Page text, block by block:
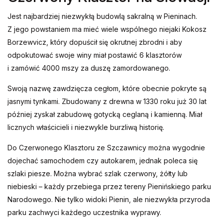
Jest najbardziej niezwykłą budowlą sakralną w Pieninach.
Z jego powstaniem ma mieć wiele wspólnego niejaki Kokosz
Borzewvicz, który dopuścił się okrutnej zbrodni i aby
odpokutować swoje winy miał postawić 6 klasztorów
i zamówić 4000 mszy za duszę zamordowanego.
Swoją nazwę zawdzięcza cegłom, które obecnie pokryte są
jasnymi tynkami. Zbudowany z drewna w 1330 roku już 30 lat
później zyskał zabudowę gotycką ceglaną i kamienną. Miał
licznych właścicieli i niezwykle burzliwą historię.
Do Czerwonego Klasztoru ze Szczawnicy można wygodnie
dojechać samochodem czy autokarem, jednak poleca się
szlaki piesze. Można wybrać szlak czerwony, żółty lub
niebieski – każdy przebiega przez tereny Pienińskiego parku
Narodowego. Nie tylko widoki Pienin, ale niezwykła przyroda
parku zachwyci każdego uczestnika wyprawy.